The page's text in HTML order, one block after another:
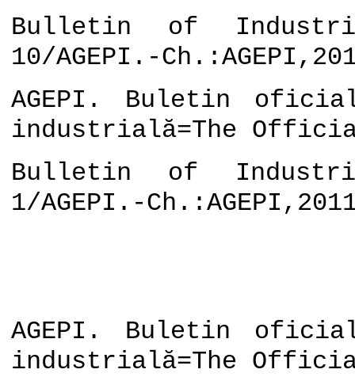
Bulletin of
10/AGEPI.-
AGEPI. Buletin
industrială=The
Bulletin of
1/AGEPI.-
AGEPI. Buletin
industrială=The